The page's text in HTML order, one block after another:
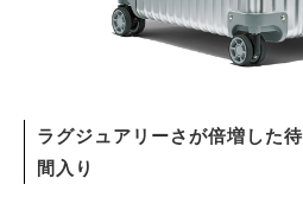
ラグジュアリーさが倍増した
間入り